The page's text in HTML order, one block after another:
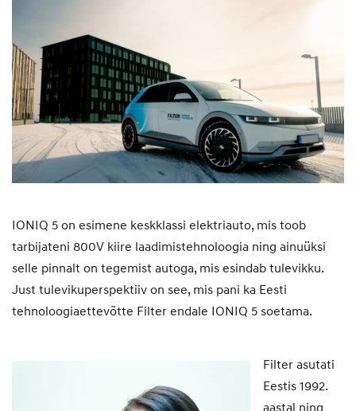
IONIQ 5 on esimene keskklassi elektriauto, mis toob
tarbijateni 800V kiire laadimistehnoloogia ning ainuüksi
selle pinnalt on tegemist autoga, mis esindab tulevikku.
Just tulevikuperspektiiv on see, mis pani ka Eesti
tehnoloogiaettevõtte Filter endale IONIQ 5 soetama.
Filter asutati
Eestis 1992.
aastal ning